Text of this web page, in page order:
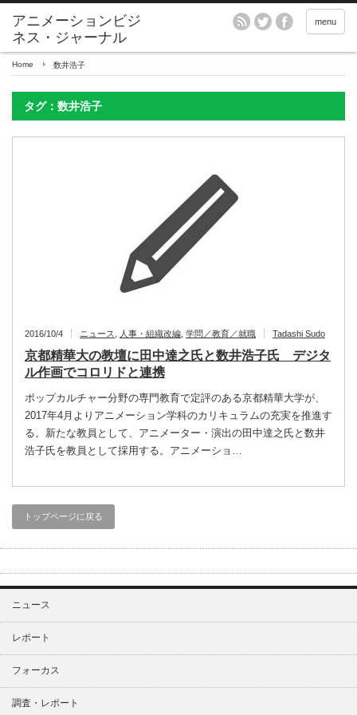
アニメーションビジ
ネス・ジャーナル
menu
Home 数井浩子
タグ：数井浩子
2016/10/4 ニュース 人事・組織改編 学問／教育／就職 Tadashi Sudo
京都精華大の教壇に田中達之氏と数井浩子氏 デジタ
ル作画でコロリドと連携
ポップカルチャー分野の専門教育で定評のある京都精華大学が、
2017年4月よりアニメーション学科のカリキュラムの充実を推進す
る。新たな教員として、アニメーター・演出の田中達之氏と数井
浩子氏を教員として採用する。アニメーショ…
トップページに戻る
ニュース
レポート
フォーカス
調査・レポート